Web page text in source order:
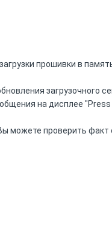
прошивки в
загрузочного
на дисплее
можете проверить факт